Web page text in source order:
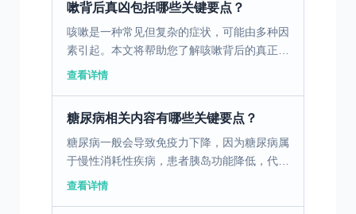
嗽背后真凶包括哪些关键要点？
咳嗽是一种常见但复杂的症状，可能由多种因
素引起。本文将帮助您了解咳嗽背后的真正原
因，并提供有效的应对方法。 一、咳嗽的主
查看详情
糖尿病相关内容有哪些关键要点？
糖尿病一般会导致免疫力下降，因为糖尿病属
于慢性消耗性疾病，患者胰岛功能降低，代谢
血糖的能力减弱，容易出现免疫力下降的情
查看详情